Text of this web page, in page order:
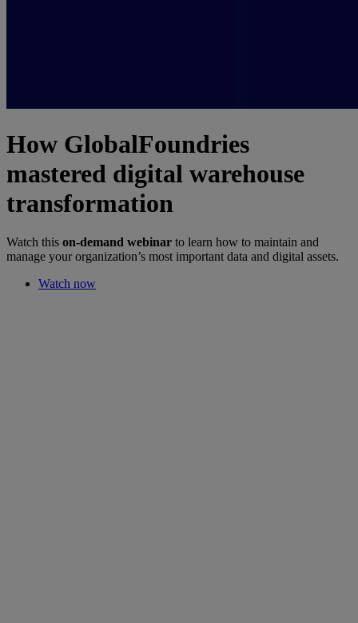
How GlobalFoundries
mastered digital warehouse
transformation
Watch this on-demand webinar to learn how to maintain and
manage your organization’s most important data and digital assets.
Watch now